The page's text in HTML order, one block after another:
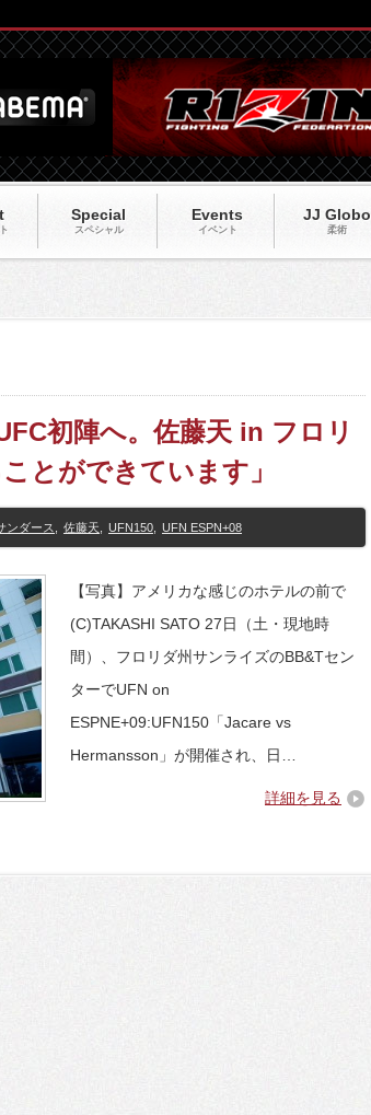
Special
スペシャル
Events
イベント
JJ Globo
柔術
初陣へ。佐藤天 in フロリ
とができています」
ンダース 佐藤天 UFN150 UFN ESPN+08
【写真】アメリカな感じのホテルの前で
(C)TAKASHI SATO 27日（土・現地時
間）、フロリダ州サンライズのBB&Tセン
ターでUFN on
ESPNE+09:UFN150「Jacare vs
Hermansson」が開催され、日…
詳細を見る